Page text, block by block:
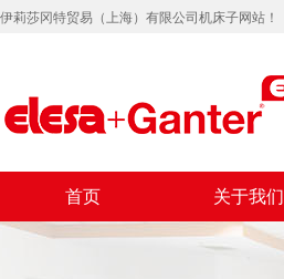
伊莉莎冈特贸易（上海）有限公司机床子网站！
首页 关于我们